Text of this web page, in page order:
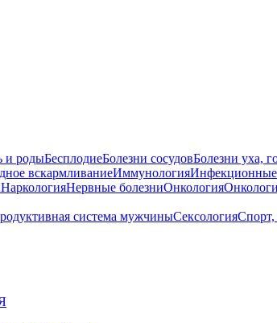
и родыБесплодиеБолезни сосудовБолезни уха,
вскармливаниеИммунологияИнфекционные
НаркологияНервные болезниОнкология
система мужчиныСексология